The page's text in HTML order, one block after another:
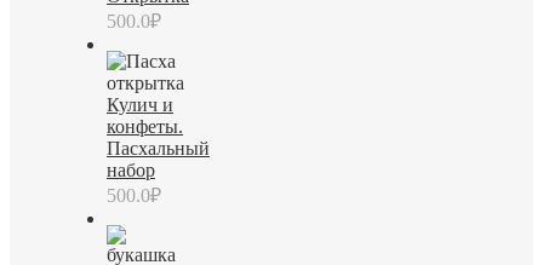
500.0₽
Кулич и
конфеты.
Пасхальный
набор
500.0₽